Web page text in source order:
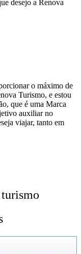
desejo a Renova
o máximo de
Turismo, e estou
que é uma Marca
auxiliar no
viajar, tanto em